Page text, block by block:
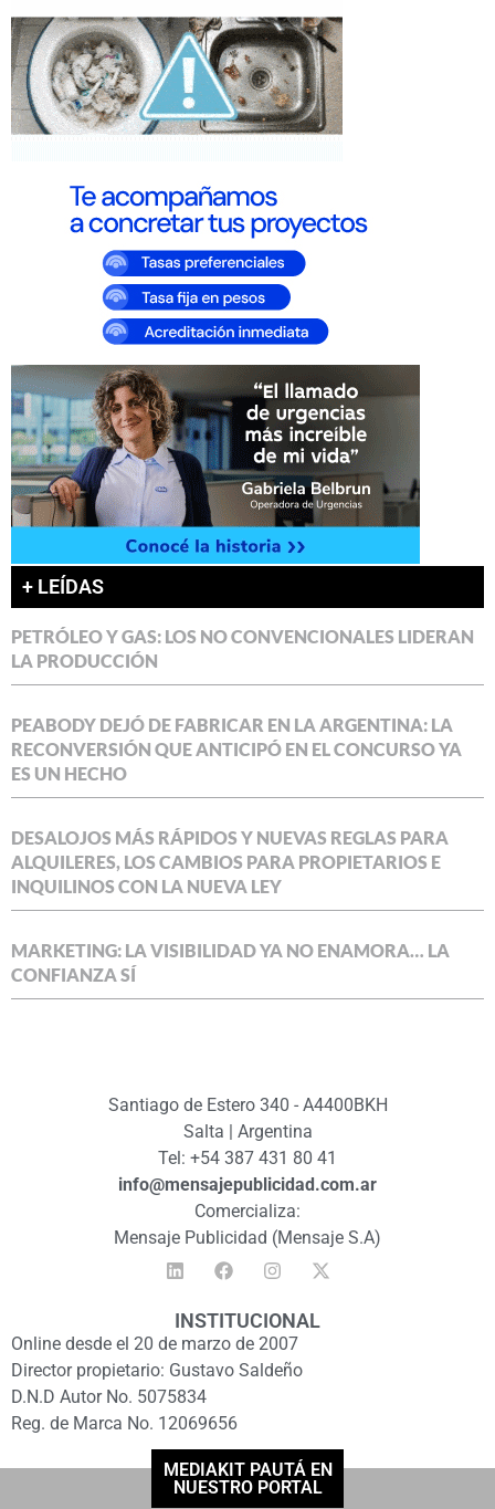
+ LEÍDAS
PETRÓLEO Y GAS: LOS NO CONVENCIONALES LIDERAN
LA PRODUCCIÓN
PEABODY DEJÓ DE FABRICAR EN LA ARGENTINA: LA
RECONVERSIÓN QUE ANTICIPÓ EN EL CONCURSO YA
ES UN HECHO
DESALOJOS MÁS RÁPIDOS Y NUEVAS REGLAS PARA
ALQUILERES, LOS CAMBIOS PARA PROPIETARIOS E
INQUILINOS CON LA NUEVA LEY
MARKETING: LA VISIBILIDAD YA NO ENAMORA… LA
CONFIANZA SÍ
Santiago de Estero 340 - A4400BKH
Salta | Argentina
Tel: +54 387 431 80 41
info@mensajepublicidad.com.ar
Comercializa:
Mensaje Publicidad (Mensaje S.A)
INSTITUCIONAL
Online desde el 20 de marzo de 2007
Director propietario: Gustavo Saldeño
D.N.D Autor No. 5075834
Reg. de Marca No. 12069656
MEDIAKIT PAUTÁ EN
NUESTRO PORTAL